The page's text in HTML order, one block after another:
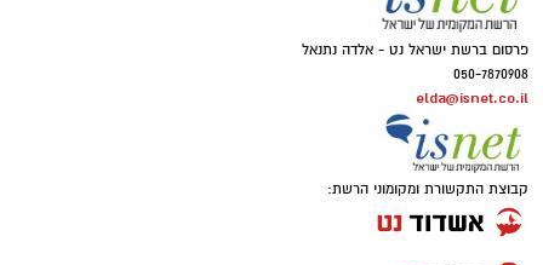
פרסום ברשת ישראל נט - אלדה נתנאל
050-7870908
elda@isnet.co.il
קבוצת התקשורת ומקומוני הרשת: